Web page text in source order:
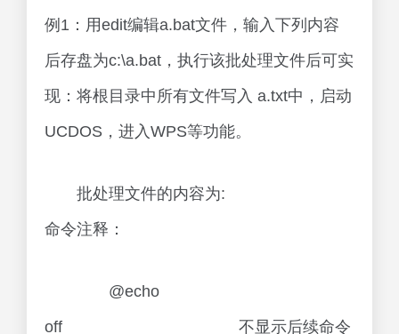
例1：用edit编辑a.bat文件，输入下列内容
后存盘为c:\a.bat，执行该批处理文件后可实
现：将根目录中所有文件写入 a.txt中，启动
UCDOS，进入WPS等功能。
批处理文件的内容为:
命令注释：
@echo
off 不显示后续命令